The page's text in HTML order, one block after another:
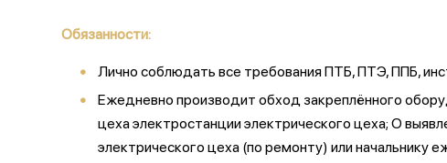
Обязанности:
Лично соблюдать все требования ПТБ, ПТЭ, ППБ,
Ежедневно производит обход закреплённого
цеха электростанции электрического цеха; О
электрического цеха (по ремонту) или начальнику